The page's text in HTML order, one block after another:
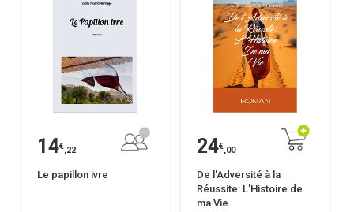
14€,22
Le papillon ivre
24€,00
De l'Adversité à la
Réussite: L'Histoire de
ma Vie